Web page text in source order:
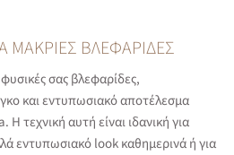
ΜΑΚΡΙΈΣ ΒΛΕΦΑΡΊΔΕΣ
φυσικές σας βλεφαρίδες,
και εντυπωσιακό αποτέλεσμα
τεχνική αυτή είναι ιδανική για
εντυπωσιακό look καθημερινά ή για